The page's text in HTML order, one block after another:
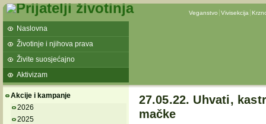
Veganstvo Vivisekcija
Naslovna
Životinje i njihova prava
Živite suosjećajno
Aktivizam
Akcije i kampanje
2026
2025
27.05.22. Uhvati,
mačke